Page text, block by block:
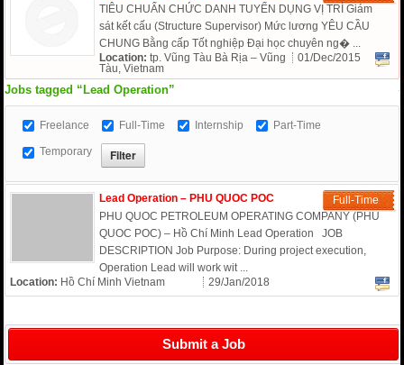
TIÊU CHUẨN CHỨC DANH TUYỂN DỤNG VỊ TRÍ Giám
sát kết cấu (Structure Supervisor) Mức lương YÊU CẦU
CHUNG Bằng cấp Tốt nghiệp Đại học chuyên ng� ...
Location: tp. Vũng Tàu Bà Rịa – Vũng
Tàu, Vietnam
01/Dec/2015
Jobs tagged “Lead Operation”
Freelance Full-Time Internship Part-Time
Temporary
Lead Operation – PHU QUOC POC
Full-Time
PHU QUOC PETROLEUM OPERATING COMPANY (PHU
QUOC POC) – Hồ Chí Minh Lead Operation JOB
DESCRIPTION Job Purpose: During project execution,
Operation Lead will work wit ...
Location: Hồ Chí Minh Vietnam 29/Jan/2018
Submit a Job